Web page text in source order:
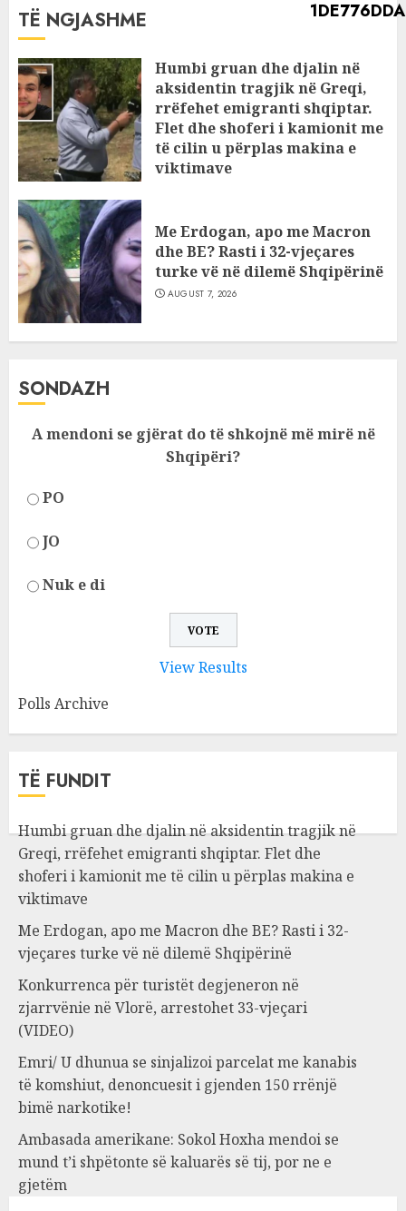
TË NGJASHME
Humbi gruan dhe djalin në
aksidentin tragjik në Greqi,
rrëfehet emigranti shqiptar.
Flet dhe shoferi i kamionit me
të cilin u përplas makina e
viktimave
Me Erdogan, apo me Macron
dhe BE? Rasti i 32-vjeçares
turke vë në dilemë Shqipërinë
AUGUST 7, 2026
SONDAZH
A mendoni se gjërat do të shkojnë më mirë në
Shqipëri?
PO
JO
Nuk e di
View Results
Polls Archive
TË FUNDIT
Humbi gruan dhe djalin në aksidentin tragjik në
Greqi, rrëfehet emigranti shqiptar. Flet dhe
shoferi i kamionit me të cilin u përplas makina e
viktimave
Me Erdogan, apo me Macron dhe BE? Rasti i 32-
vjeçares turke vë në dilemë Shqipërinë
Konkurrenca për turistët degjeneron në
zjarrvënie në Vlorë, arrestohet 33-vjeçari
(VIDEO)
Emri/ U dhunua se sinjalizoi parcelat me kanabis
të komshiut, denoncuesit i gjenden 150 rrënjë
bimë narkotike!
Ambasada amerikane: Sokol Hoxha mendoi se
mund t’i shpëtonte së kaluarës së tij, por ne e
gjetëm